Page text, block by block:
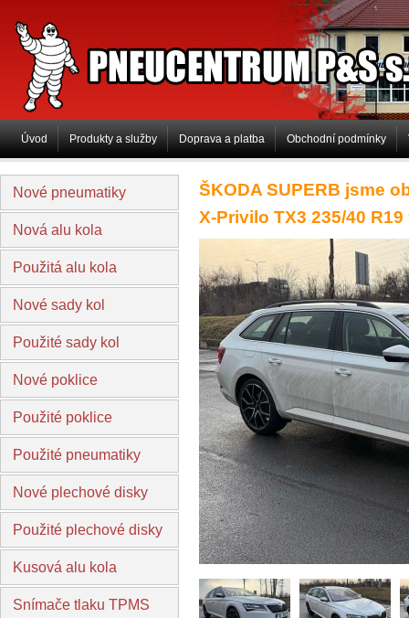
PNEUCENTRUM P&S
Úvod Produkty a služby Doprava a platba Obchodní podmínky
Nové pneumatiky
Nová alu kola
Použitá alu kola
Nové sady kol
Použité sady kol
Nové poklice
Použité poklice
Použité pneumatiky
Nové plechové disky
Použité plechové disky
Kusová alu kola
Snímače tlaku TPMS
ŠKODA SUPERB jsme
X-Privilo TX3 235/40 R19